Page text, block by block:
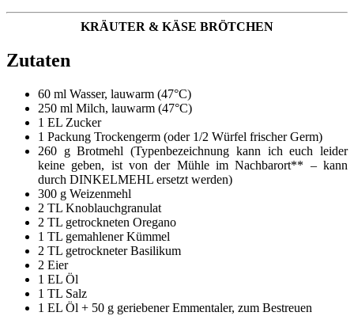
KRÄUTER & KÄSE BRÖTCHEN
Zutaten
60 ml Wasser, lauwarm (47°C)
250 ml Milch, lauwarm (47°C)
1 EL Zucker
1 Packung Trockengerm (oder 1/2 Würfel frischer Germ)
260 g Brotmehl (Typenbezeichnung kann ich euch leider
keine geben, ist von der Mühle im Nachbarort** – kann
durch DINKELMEHL ersetzt werden)
300 g Weizenmehl
2 TL Knoblauchgranulat
2 TL getrockneten Oregano
1 TL gemahlener Kümmel
2 TL getrockneter Basilikum
2 Eier
1 EL Öl
1 TL Salz
1 EL Öl + 50 g geriebener Emmentaler, zum Bestreuen